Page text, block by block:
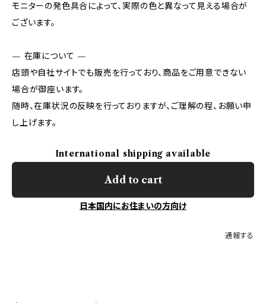
モニターの発色具合によって、実際の色と異なって見える場合が
ございます。
— 在庫について —
店頭や自社サイトでも販売を行っており、商品をご用意できない
場合が御座います。
随時、在庫状況の反映を行っておりますが、ご理解の程、お願い申
し上げます。
International shipping available
Add to cart
日本国内にお住まいの方向け
通報する